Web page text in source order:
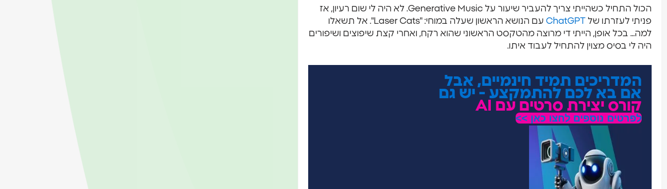
הכול התחיל כשהייתי צריך להעביר שיעור על Generative Music. לא היה לי שום רעיון, אז
פניתי לעזרתו של ChatGPT
עם הנושא הראשון שעלה במוחי: "Laser Cats". אל תשאלו
למה... בכל אופן, הייתי די מרוצה מהטקסט הראשוני שהוא רקח, ואחרי קצת שיפוצים ושיפורים
היה לי בסיס מצוין להתחיל לעבוד איתו.
המדריכים תמיד חינמיים, אבל
אם בא לכם להתמקצע - יש גם
קורס יצירת סרטים עם AI
לפרטים נוספים לחצו כאן >>